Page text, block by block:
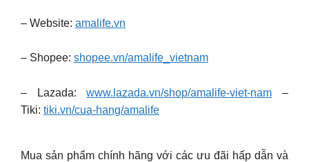
– Website: amalife.vn
– Shopee: shopee.vn/amalife_vietnam
– Lazada:www.lazada.vn/shop/amalife-viet-nam –
Tiki: tiki.vn/cua-hang/amalife
Mua sản phẩm chính hãng với các ưu đãi hấp dẫn và